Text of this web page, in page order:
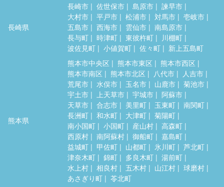
長崎県
長崎市 佐世保市 島原市
諫早市
大村市
平戸市 松浦市 対馬市
壱岐市
五島市
西海市 雲仙市
南島原市
長与町
時津町 東彼杵町
川棚町
波佐見町
小値賀町 佐々町 新上五島町
熊本県
熊本市中央区 熊本市東区
熊本市西区
熊本市南区
熊本市北区 八代市
人吉市
荒尾市
水俣市 玉名市 山鹿市
菊池市
宇土市
上天草市 宇城市
阿蘇市
天草市
合志市 美里町 玉東町
南関町
長洲町
和水町 大津町
菊陽町
南小国町
小国町 産山村
高森町
西原村
南阿蘇村 御船町
嘉島町
益城町
甲佐町 山都町 氷川町
芦北町
津奈木町
錦町 多良木町
湯前町
水上村
相良村 五木村 山江村
球磨村
あさぎり町
苓北町